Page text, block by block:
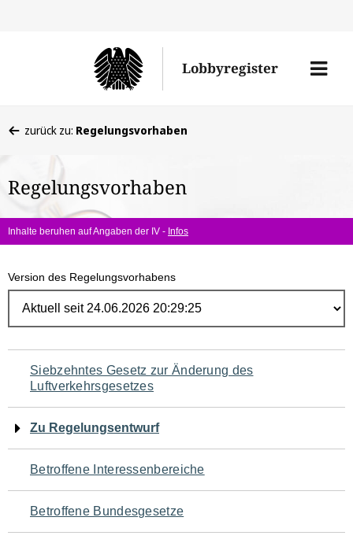
Lobbyregister
Menü
befinden
hier:
zurück zu: Regelungsvorhaben
Regelungsvorhaben
Inhalte beruhen auf Angaben der IV - Infos
Version des Regelungsvorhabens
Navigation
für
den
Seiteninhalt
Siebzehntes Gesetz zur Änderung des
Luftverkehrsgesetzes
Zu Regelungsentwurf
Betroffene Interessenbereiche
Betroffene Bundesgesetze